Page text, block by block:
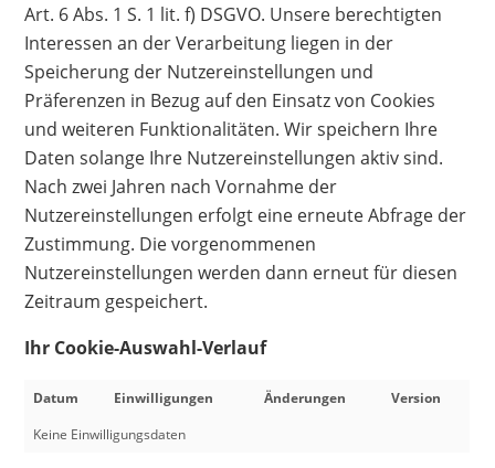
Art. 6 Abs. 1 S. 1 lit. f) DSGVO. Unsere berechtigten
Interessen an der Verarbeitung liegen in der
Speicherung der Nutzereinstellungen und
Präferenzen in Bezug auf den Einsatz von Cookies
und weiteren Funktionalitäten. Wir speichern Ihre
Daten solange Ihre Nutzereinstellungen aktiv sind.
Nach zwei Jahren nach Vornahme der
Nutzereinstellungen erfolgt eine erneute Abfrage der
Zustimmung. Die vorgenommenen
Nutzereinstellungen werden dann erneut für diesen
Zeitraum gespeichert.
Ihr Cookie-Auswahl-Verlauf
Datum Einwilligungen Änderungen
Version
Keine Einwilligungsdaten